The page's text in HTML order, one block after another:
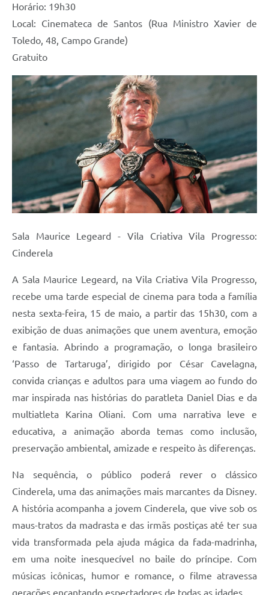
Horário: 19h30
Local: Cinemateca de Santos (Rua Ministro Xavier de
Toledo, 48, Campo Grande)
Gratuito
Sala Maurice Legeard - Vila Criativa Vila Progresso:
Cinderela
A Sala Maurice Legeard, na Vila Criativa Vila Progresso,
recebe uma tarde especial de cinema para toda a família
nesta sexta-feira, 15 de maio, a partir das 15h30, com a
exibição de duas animações que unem aventura, emoção
e fantasia. Abrindo a programação, o longa brasileiro
‘Passo de Tartaruga’, dirigido por César Cavelagna,
convida crianças e adultos para uma viagem ao fundo do
mar inspirada nas histórias do paratleta Daniel Dias e da
multiatleta Karina Oliani. Com uma narrativa leve e
educativa, a animação aborda temas como inclusão,
preservação ambiental, amizade e respeito às diferenças.
Na sequência, o público poderá rever o clássico
Cinderela, uma das animações mais marcantes da Disney.
A história acompanha a jovem Cinderela, que vive sob os
maus-tratos da madrasta e das irmãs postiças até ter sua
vida transformada pela ajuda mágica da fada-madrinha,
em uma noite inesquecível no baile do príncipe. Com
músicas icônicas, humor e romance, o filme atravessa
gerações encantando espectadores de todas as idades.